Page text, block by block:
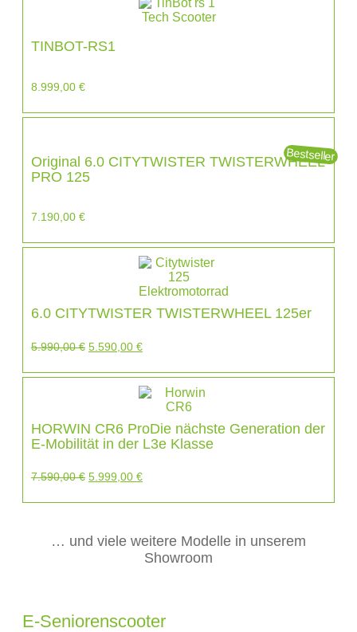
TINBOT-RS1
8.999,00 €
Original 6.0 CITYTWISTER TWISTERWHEEL
PRO 125
Bestseller
7.190,00 €
6.0 CITYTWISTER TWISTERWHEEL 125er
5.990,00€ 5.590,00 €
HORWIN CR6 ProDie nächste Generation der
E-Mobilität in der L3e Klasse
7.590,00€ 5.999,00 €
… und viele weitere Modelle in unserem
Showroom
E-Seniorenscooter